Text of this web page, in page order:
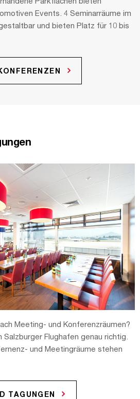
Events. 4 Seminarräume im
und bieten Platz für 10 bis
Meeting- und Konferenzräumen?
Salzburger Flughafen genau richtig.
und Meetingräume stehen
TAGUNGEN